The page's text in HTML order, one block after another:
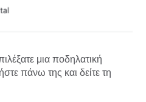
μια ποδηλατική
πάνω της και δείτε τη